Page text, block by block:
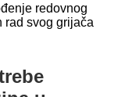
redovnog
rad svog grijača